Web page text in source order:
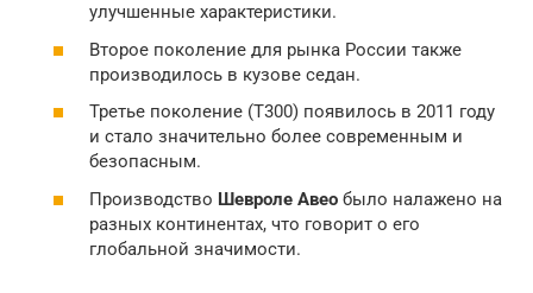
улучшенные характеристики.
Второе поколение для рынка России также
производилось в кузове седан.
Третье поколение (T300) появилось в 2011 году
и стало значительно более современным и
безопасным.
Производство Шевроле Авео было налажено на
разных континентах, что говорит о его
глобальной значимости.